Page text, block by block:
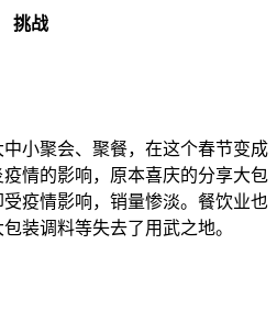
挑战
小聚会、聚餐，在这个春节变成
情的影响，原本喜庆的分享大包
疫情影响，销量惨淡。餐饮业也
装调料等失去了用武之地。